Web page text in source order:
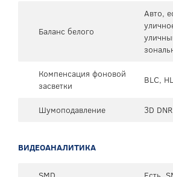
Баланс белого
Авто,
Компенсация фоновой
засветки
BLC,
Шумоподавление 3D DNR
ВИДЕОАНАЛИТИКА